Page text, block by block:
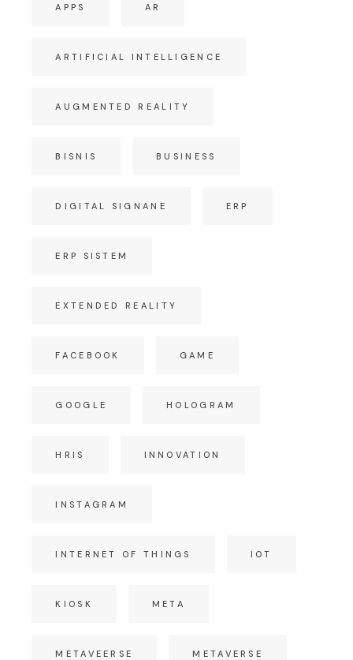
APPS AR
ARTIFICIAL INTELLIGENCE
AUGMENTED REALITY
BISNIS BUSINESS
DIGITAL SIGNANE ERP
ERP SISTEM
EXTENDED REALITY
FACEBOOK GAME
GOOGLE HOLOGRAM
HRIS INNOVATION
INSTAGRAM
INTERNET OF THINGS IOT
KIOSK META
METAVEERSE METAVERSE